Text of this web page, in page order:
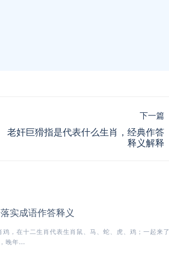
下一篇
老奸巨猾指是代表什么生肖，经典作答
释义解释
实成语作答释义
，在十二生肖代表生肖鼠、马、蛇、虎、鸡；一起来了
晚年...